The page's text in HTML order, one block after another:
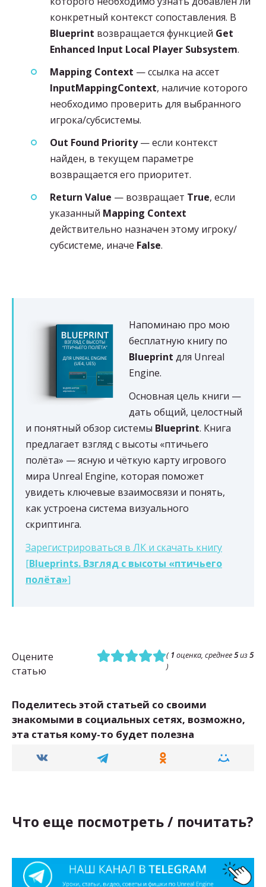
конкретный контекст сопоставления. В
Blueprint возвращается функцией Get
Enhanced Input Local Player Subsystem.
Mapping Context — ссылка на ассет
InputMappingContext, наличие которого
необходимо проверить для выбранного
игрока/субсистемы.
Out Found Priority— если контекст
найден, в текущем параметре
возвращается его приоритет.
Return Value — возвращает True, если
указанный Mapping Context
действительно назначен этому игроку/
субсистеме, иначе False.
Напоминаю про мою
бесплатную книгу по
Blueprint для Unreal
Engine.
Основная цель книги —
дать общий, целостный
и понятный обзор системы Blueprint. Книга
предлагает взгляд с высоты «птичьего
полёта» — ясную и чёткую карту игрового
мира Unreal Engine, которая поможет
увидеть ключевые взаимосвязи и понять,
как устроена система визуального
скриптинга.
Зарегистрироваться в ЛК и скачать книгу
[Blueprints. Взгляд с высоты «птичьего
полёта»]
Оцените
статью
( 1 оценка, среднее5из5
)
Поделитесь этой статьей со своими
знакомыми в социальных сетях, возможно,
эта статья кому-то будет полезна
Что еще посмотреть / почитать?